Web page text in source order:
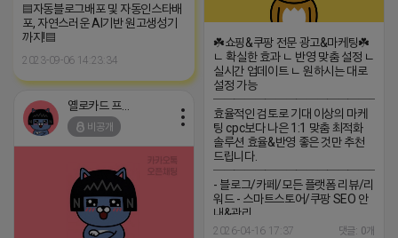
▤자동블로그배포 및 자동인스타배
포, 자연스러운 AI기반 원고생성기
까지!▤
2023-09-06 14:23:34
☘️쇼핑&쿠팡 전문 광고&마케팅☘️
ㄴ 확실한 효과 ㄴ 반영 맞춤 설정 ㄴ
실시간 업데이트 ㄴ 원하시는 대로
설정 가능
효율적인 검토로 기대 이상의 마케
팅 cpc보다 나은 1:1 맞춤 최적화
솔루션 효율&반영 좋은 것만 추천
드립니다.
- 블로그/카페/모든 플랫폼 리뷰/리
워드 - 스마트스토어/쿠팡 SEO 안
내&관리
2026-04-16 17:37 댓글: 0개
옐로카드 프로도
비공개